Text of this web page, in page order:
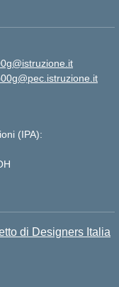
(IPA):
di Designers Italia